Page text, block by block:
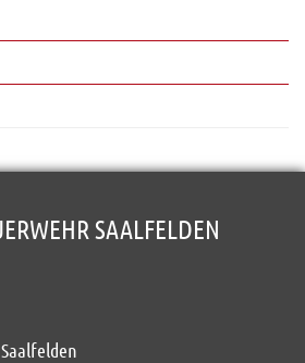
SAALFELDEN